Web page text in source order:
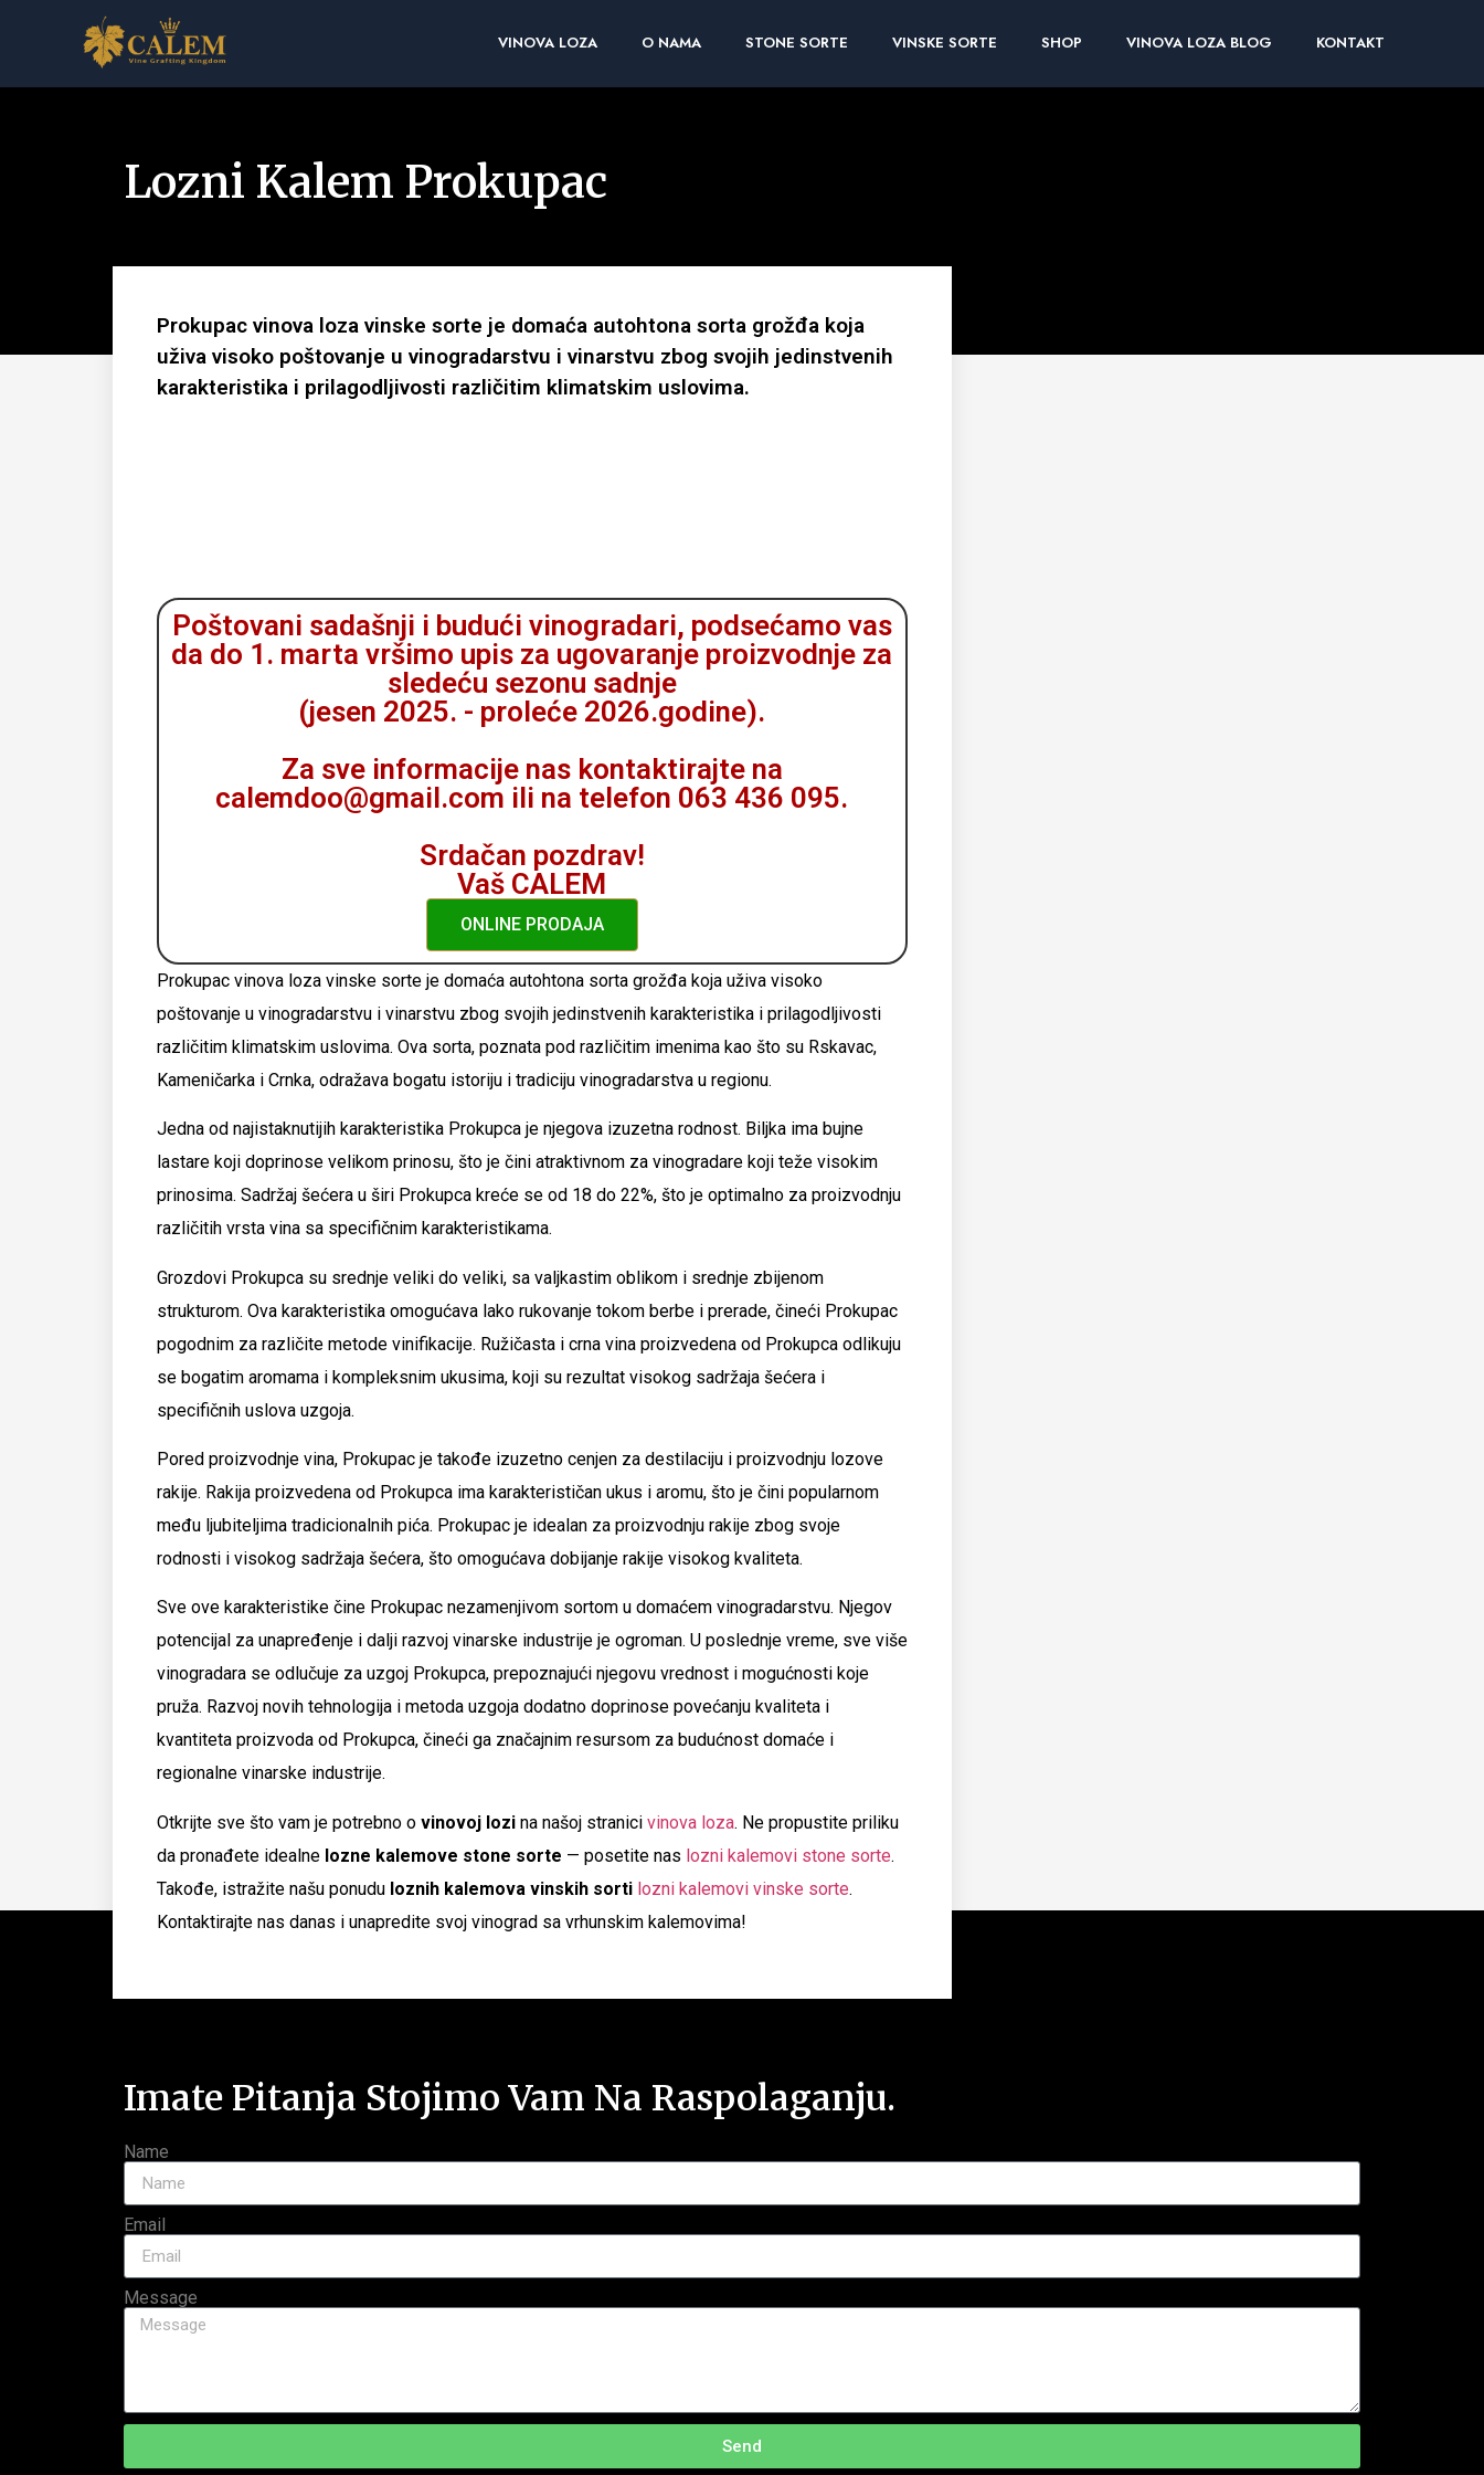
VINOVA LOZA O NAMA STONE SORTE VINSKE SORTE SHOP VINOVA LOZA BLOG KONTAKT
Lozni Kalem Prokupac
Prokupac vinova loza vinske sorte je domaća autohtona sorta grožđa koja
uživa visoko poštovanje u vinogradarstvu i vinarstvu zbog svojih jedinstvenih
karakteristika i prilagodljivosti različitim klimatskim uslovima.
Poštovani sadašnji i budući vinogradari, podsećamo vas
da do 1. marta vršimo upis za ugovaranje proizvodnje za
sledeću sezonu sadnje
(jesen 2025. - proleće 2026.godine).
Za sve informacije nas kontaktirajte na
calemdoo@gmail.com ili na telefon 063 436 095.
Srdačan pozdrav!
Vaš CALEM
ONLINE PRODAJA
Prokupac vinova loza vinske sorte je domaća autohtona sorta grožđa koja uživa visoko
poštovanje u vinogradarstvu i vinarstvu zbog svojih jedinstvenih karakteristika i prilagodljivosti
različitim klimatskim uslovima. Ova sorta, poznata pod različitim imenima kao što su Rskavac,
Kameničarka i Crnka, odražava bogatu istoriju i tradiciju vinogradarstva u regionu.
Jedna od najistaknutijih karakteristika Prokupca je njegova izuzetna rodnost. Biljka ima bujne
lastare koji doprinose velikom prinosu, što je čini atraktivnom za vinogradare koji teže visokim
prinosima. Sadržaj šećera u širi Prokupca kreće se od 18 do 22%, što je optimalno za proizvodnju
različitih vrsta vina sa specifičnim karakteristikama.
Grozdovi Prokupca su srednje veliki do veliki, sa valjkastim oblikom i srednje zbijenom
strukturom. Ova karakteristika omogućava lako rukovanje tokom berbe i prerade, čineći Prokupac
pogodnim za različite metode vinifikacije. Ružičasta i crna vina proizvedena od Prokupca odlikuju
se bogatim aromama i kompleksnim ukusima, koji su rezultat visokog sadržaja šećera i
specifičnih uslova uzgoja.
Pored proizvodnje vina, Prokupac je takođe izuzetno cenjen za destilaciju i proizvodnju lozove
rakije. Rakija proizvedena od Prokupca ima karakterističan ukus i aromu, što je čini popularnom
među ljubiteljima tradicionalnih pića. Prokupac je idealan za proizvodnju rakije zbog svoje
rodnosti i visokog sadržaja šećera, što omogućava dobijanje rakije visokog kvaliteta.
Sve ove karakteristike čine Prokupac nezamenjivom sortom u domaćem vinogradarstvu. Njegov
potencijal za unapređenje i dalji razvoj vinarske industrije je ogroman. U poslednje vreme, sve više
vinogradara se odlučuje za uzgoj Prokupca, prepoznajući njegovu vrednost i mogućnosti koje
pruža. Razvoj novih tehnologija i metoda uzgoja dodatno doprinose povećanju kvaliteta i
kvantiteta proizvoda od Prokupca, čineći ga značajnim resursom za budućnost domaće i
regionalne vinarske industrije.
Otkrijte sve što vam je potrebno o vinovoj lozi na našoj stranici vinova loza. Ne propustite priliku
da pronađete idealne lozne kalemove stone sorte — posetite nas lozni kalemovi stone sorte.
Takođe, istražite našu ponudu loznih kalemova vinskih sorti lozni kalemovi vinske sorte.
Kontaktirajte nas danas i unapredite svoj vinograd sa vrhunskim kalemovima!
Imate Pitanja Stojimo Vam Na Raspolaganju.
Name
Email
Message
Send